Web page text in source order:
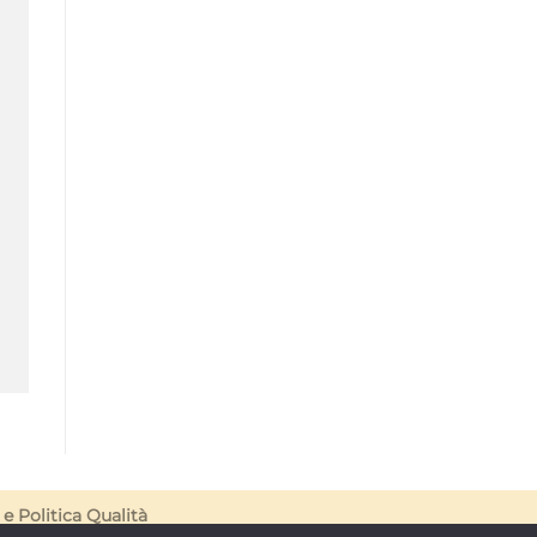
Politica Qualità